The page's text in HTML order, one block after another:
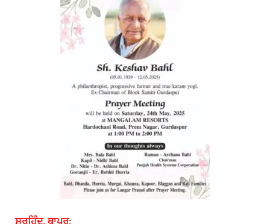
e
e
b
o
k
k
e
d
I
n
i
l
ਸਰਹਿੰਦ, ਥਾਪਰ: